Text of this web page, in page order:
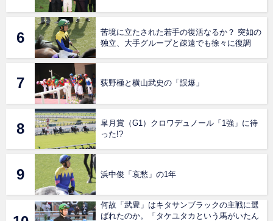
苦境に立たされた若手の復活なるか？ 突如の
独立、大手グループと疎遠でも徐々に復調
荻野極と横山武史の「誤爆」
皐月賞（G1）クロワデュノール「1強」に待
った!?
浜中俊「哀愁」の1年
何故「武豊」はキタサンブラックの主戦に選
ばれたのか。「タケユタカという馬がいたん